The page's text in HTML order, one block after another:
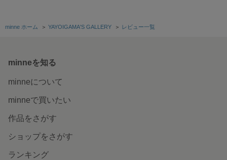
minne ホーム ＞ YAYOIGAMA'S GALLERY ＞ レビュー一覧
minneを知る
minneについて
minneで買いたい
作品をさがす
ショップをさがす
ランキング